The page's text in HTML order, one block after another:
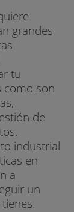
grandes
tu
como son
de
industrial
en
a
un